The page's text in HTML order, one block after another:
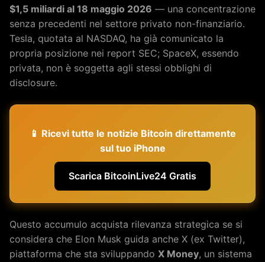
$1,5 miliardi al 18 maggio 2026 — una concentrazione
senza precedenti nel settore privato non-finanziario.
Tesla, quotata al NASDAQ, ha già comunicato la
propria posizione nei report SEC; SpaceX, essendo
privata, non è soggetta agli stessi obblighi di
disclosure.
📱 Ricevi tutte le notizie Bitcoin direttamente
sul tuo iPhone
Scarica BitcoinLive24 Gratis
Questo accumulo acquista rilevanza strategica se si
considera che Elon Musk guida anche X (ex Twitter),
piattaforma che sta sviluppando X Money, un sistema